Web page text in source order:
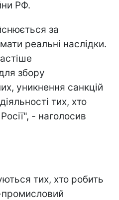
РФ.
за
реальні наслідки.
збору
уникнення санкцій
тих, хто
- наголосив
тих, хто робить
промисловий